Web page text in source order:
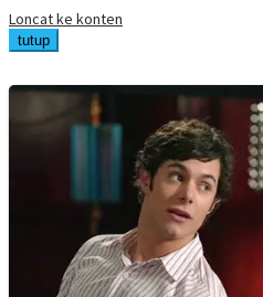
Loncat ke konten
tutup